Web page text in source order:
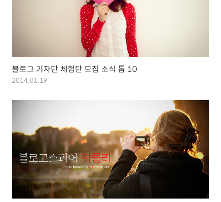
블로그 기자단 체험단 모집 소식 톱 10
2014.01.19